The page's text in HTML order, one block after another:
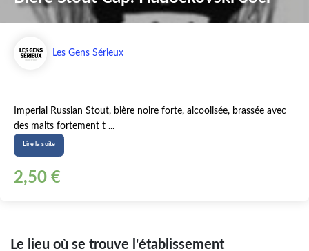
Les Gens Sérieux
Imperial Russian Stout, bière noire forte, alcoolisée, brassée avec
des malts fortement t ...
Lire la suite
2,50 €
Le lieu où se trouve l'établissement